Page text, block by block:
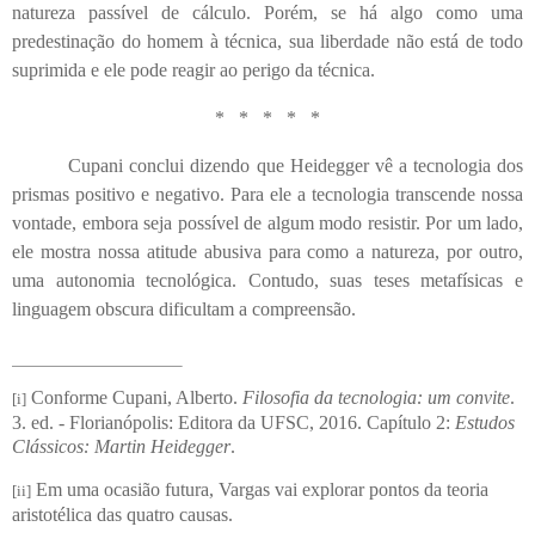
natureza passível de cálculo. Porém, se há algo como uma
predestinação do homem à técnica, sua liberdade não está de todo
suprimida e ele pode reagir ao perigo da técnica.
* * * * *
Cupani conclui dizendo que Heidegger vê a tecnologia dos
prismas positivo e negativo. Para ele a tecnologia transcende nossa
vontade, embora seja possível de algum modo resistir. Por um lado,
ele mostra nossa atitude abusiva para como a natureza, por outro,
uma autonomia tecnológica. Contudo, suas teses metafísicas e
linguagem obscura dificultam a compreensão.
[i] Conforme Cupani, Alberto. Filosofia da tecnologia: um convite.
3. ed. - Florianópolis: Editora da UFSC, 2016. Capítulo 2: Estudos
Clássicos: Martin Heidegger.
[ii] Em uma ocasião futura, Vargas vai explorar pontos da teoria
aristotélica das quatro causas.